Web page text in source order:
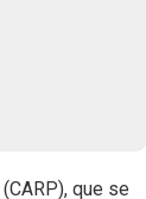
(CARP), que se